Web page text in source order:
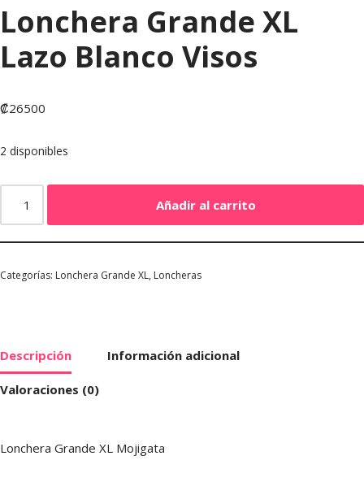
Lonchera Grande XL
Lazo Blanco Visos
₡26500
2 disponibles
Añadir al carrito
Categorías: Lonchera Grande XL, Loncheras
Descripción Información adicional
Valoraciones (0)
Lonchera Grande XL Mojigata